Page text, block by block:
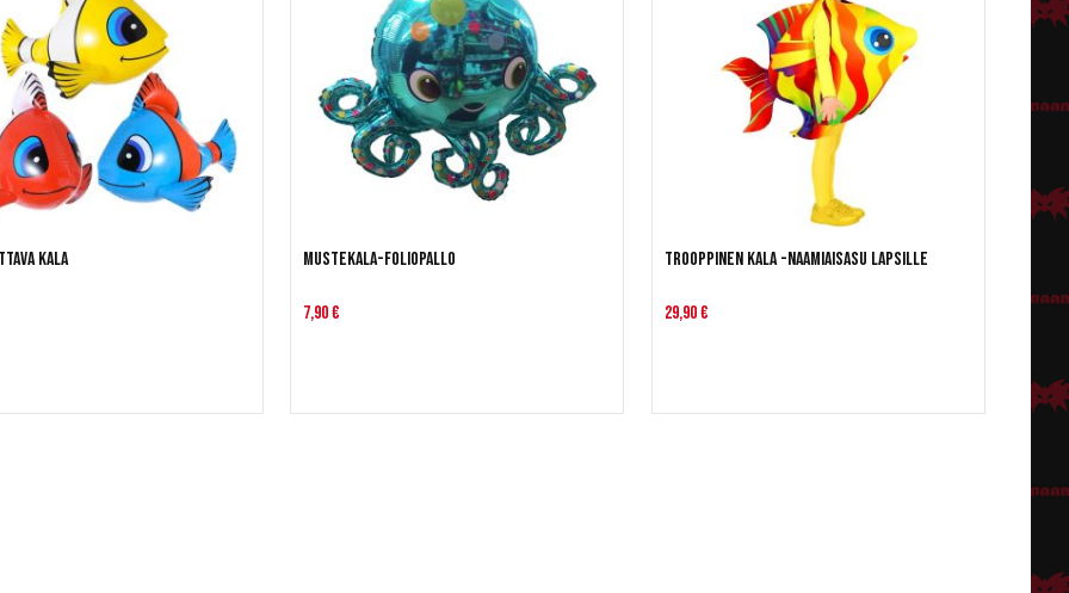
kala Mustekala-foliopallo
7,90 €
Trooppinen kala -naamiaisasu lapsille
29,90 €